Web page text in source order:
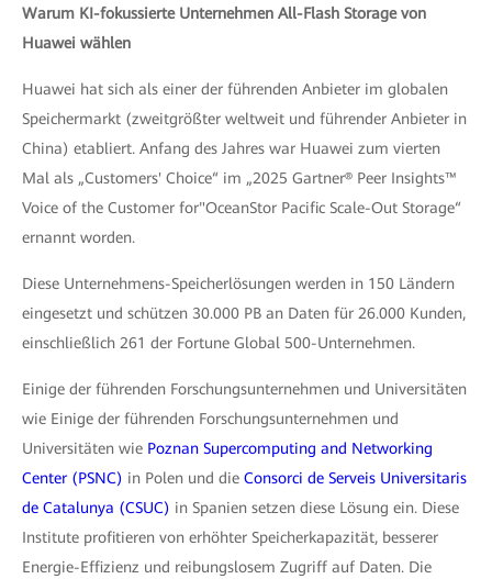
Warum KI-fokussierte Unternehmen All-Flash Storage von
Huawei wählen
Huawei hat sich als einer der führenden Anbieter im globalen
Speichermarkt (zweitgrößter weltweit und führender Anbieter in
China) etabliert. Anfang des Jahres war Huawei zum vierten
Mal als „Customers' Choice“ im „2025 Gartner® Peer Insights™
Voice of the Customer for"OceanStor Pacific Scale-Out Storage“
ernannt worden.
Diese Unternehmens-Speicherlösungen werden in 150 Ländern
eingesetzt und schützen 30.000 PB an Daten für 26.000 Kunden,
einschließlich 261 der Fortune Global 500-Unternehmen.
Einige der führenden Forschungsunternehmen und Universitäten
wie Einige der führenden Forschungsunternehmen und
Universitäten wie Poznan Supercomputing and Networking
Center (PSNC) in Polen und die Consorci de Serveis Universitaris
de Catalunya (CSUC) in Spanien setzen diese Lösung ein. Diese
Institute profitieren von erhöhter Speicherkapazität, besserer
Energie-Effizienz und reibungslosem Zugriff auf Daten. Die